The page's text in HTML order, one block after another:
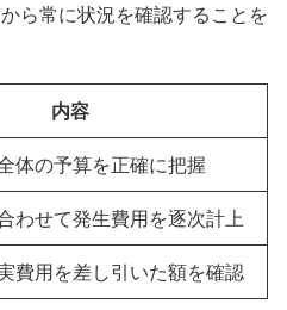
ら常に状況を確認することを
内容
体の予算を正確に把握
わせて発生費用を逐次計上
費用を差し引いた額を確認